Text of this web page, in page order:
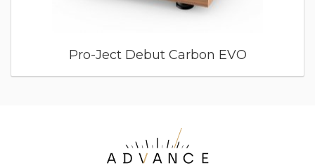
Pro-Ject Debut Carbon EVO